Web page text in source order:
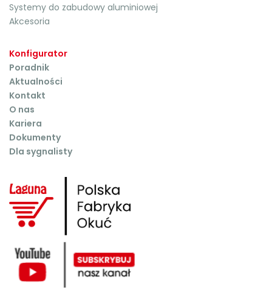
Systemy do zabudowy aluminiowej
Akcesoria
Konfigurator
Poradnik
Aktualności
Kontakt
O nas
Kariera
Dokumenty
Dla sygnalisty